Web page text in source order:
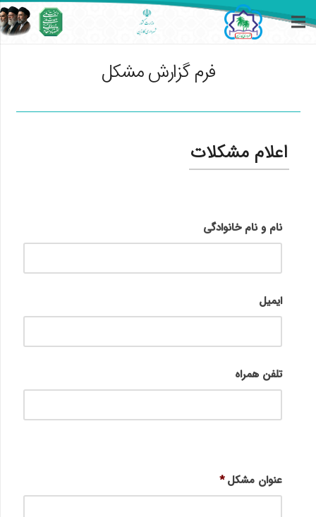
فرم گزارش مشکل
اعلام مشکلات
نام و نام خانوادگی
ایمیل
تلفن همراه
عنوان مشکل *